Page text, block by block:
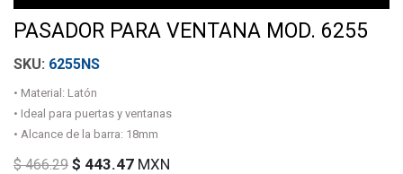
PASADOR PARA VENTANA MOD. 6255
6255NS
• Material: Latón
• Ideal para puertas y ventanas
• Alcance de la barra: 18mm
$466.29 $ 443.47 MXN